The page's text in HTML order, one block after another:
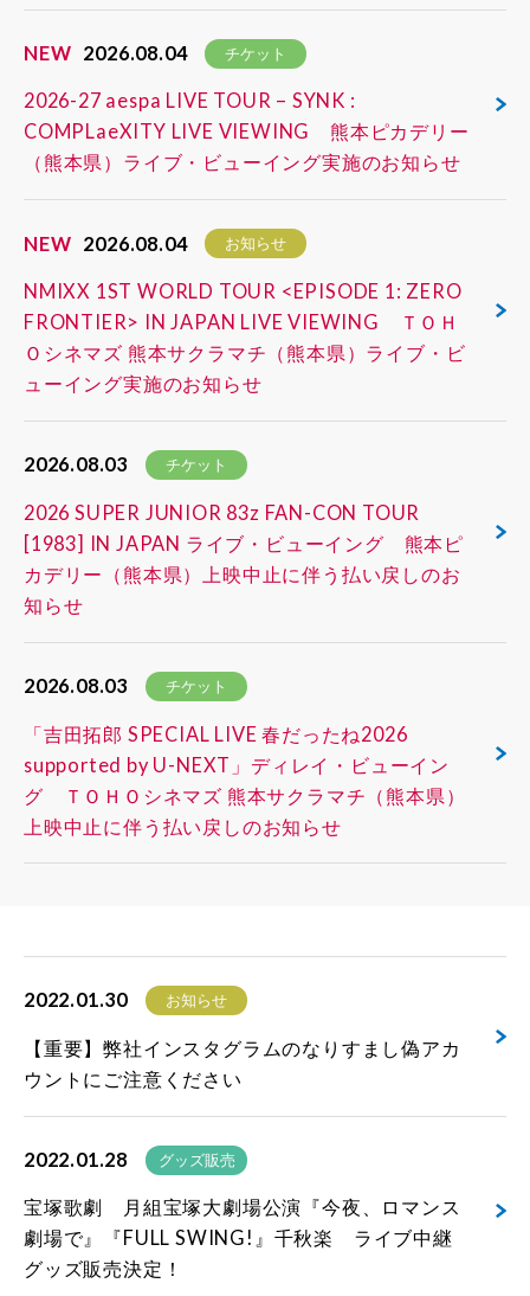
NEW 2026.08.04 チケット
2026-27 aespa LIVE TOUR – SYNK :
COMPLaeXITY LIVE VIEWING 熊本ピカデリー
（熊本県）ライブ・ビューイング実施のお知らせ
NEW 2026.08.04 お知らせ
NMIXX 1ST WORLD TOUR <EPISODE 1: ZERO
FRONTIER> IN JAPAN LIVE VIEWING ＴＯＨ
Ｏシネマズ 熊本サクラマチ（熊本県）ライブ・ビ
ューイング実施のお知らせ
2026.08.03 チケット
2026 SUPER JUNIOR 83z FAN-CON TOUR
[1983] IN JAPAN ライブ・ビューイング 熊本ピ
カデリー（熊本県）上映中止に伴う払い戻しのお
知らせ
2026.08.03 チケット
「吉田拓郎 SPECIAL LIVE 春だったね2026
supported by U-NEXT」ディレイ・ビューイン
グ ＴＯＨＯシネマズ 熊本サクラマチ（熊本県）
上映中止に伴う払い戻しのお知らせ
2022.01.30 お知らせ
【重要】弊社インスタグラムのなりすまし偽アカ
ウントにご注意ください
2022.01.28 グッズ販売
宝塚歌劇 月組宝塚大劇場公演『今夜、ロマンス
劇場で』『FULL SWING!』千秋楽 ライブ中継
グッズ販売決定！